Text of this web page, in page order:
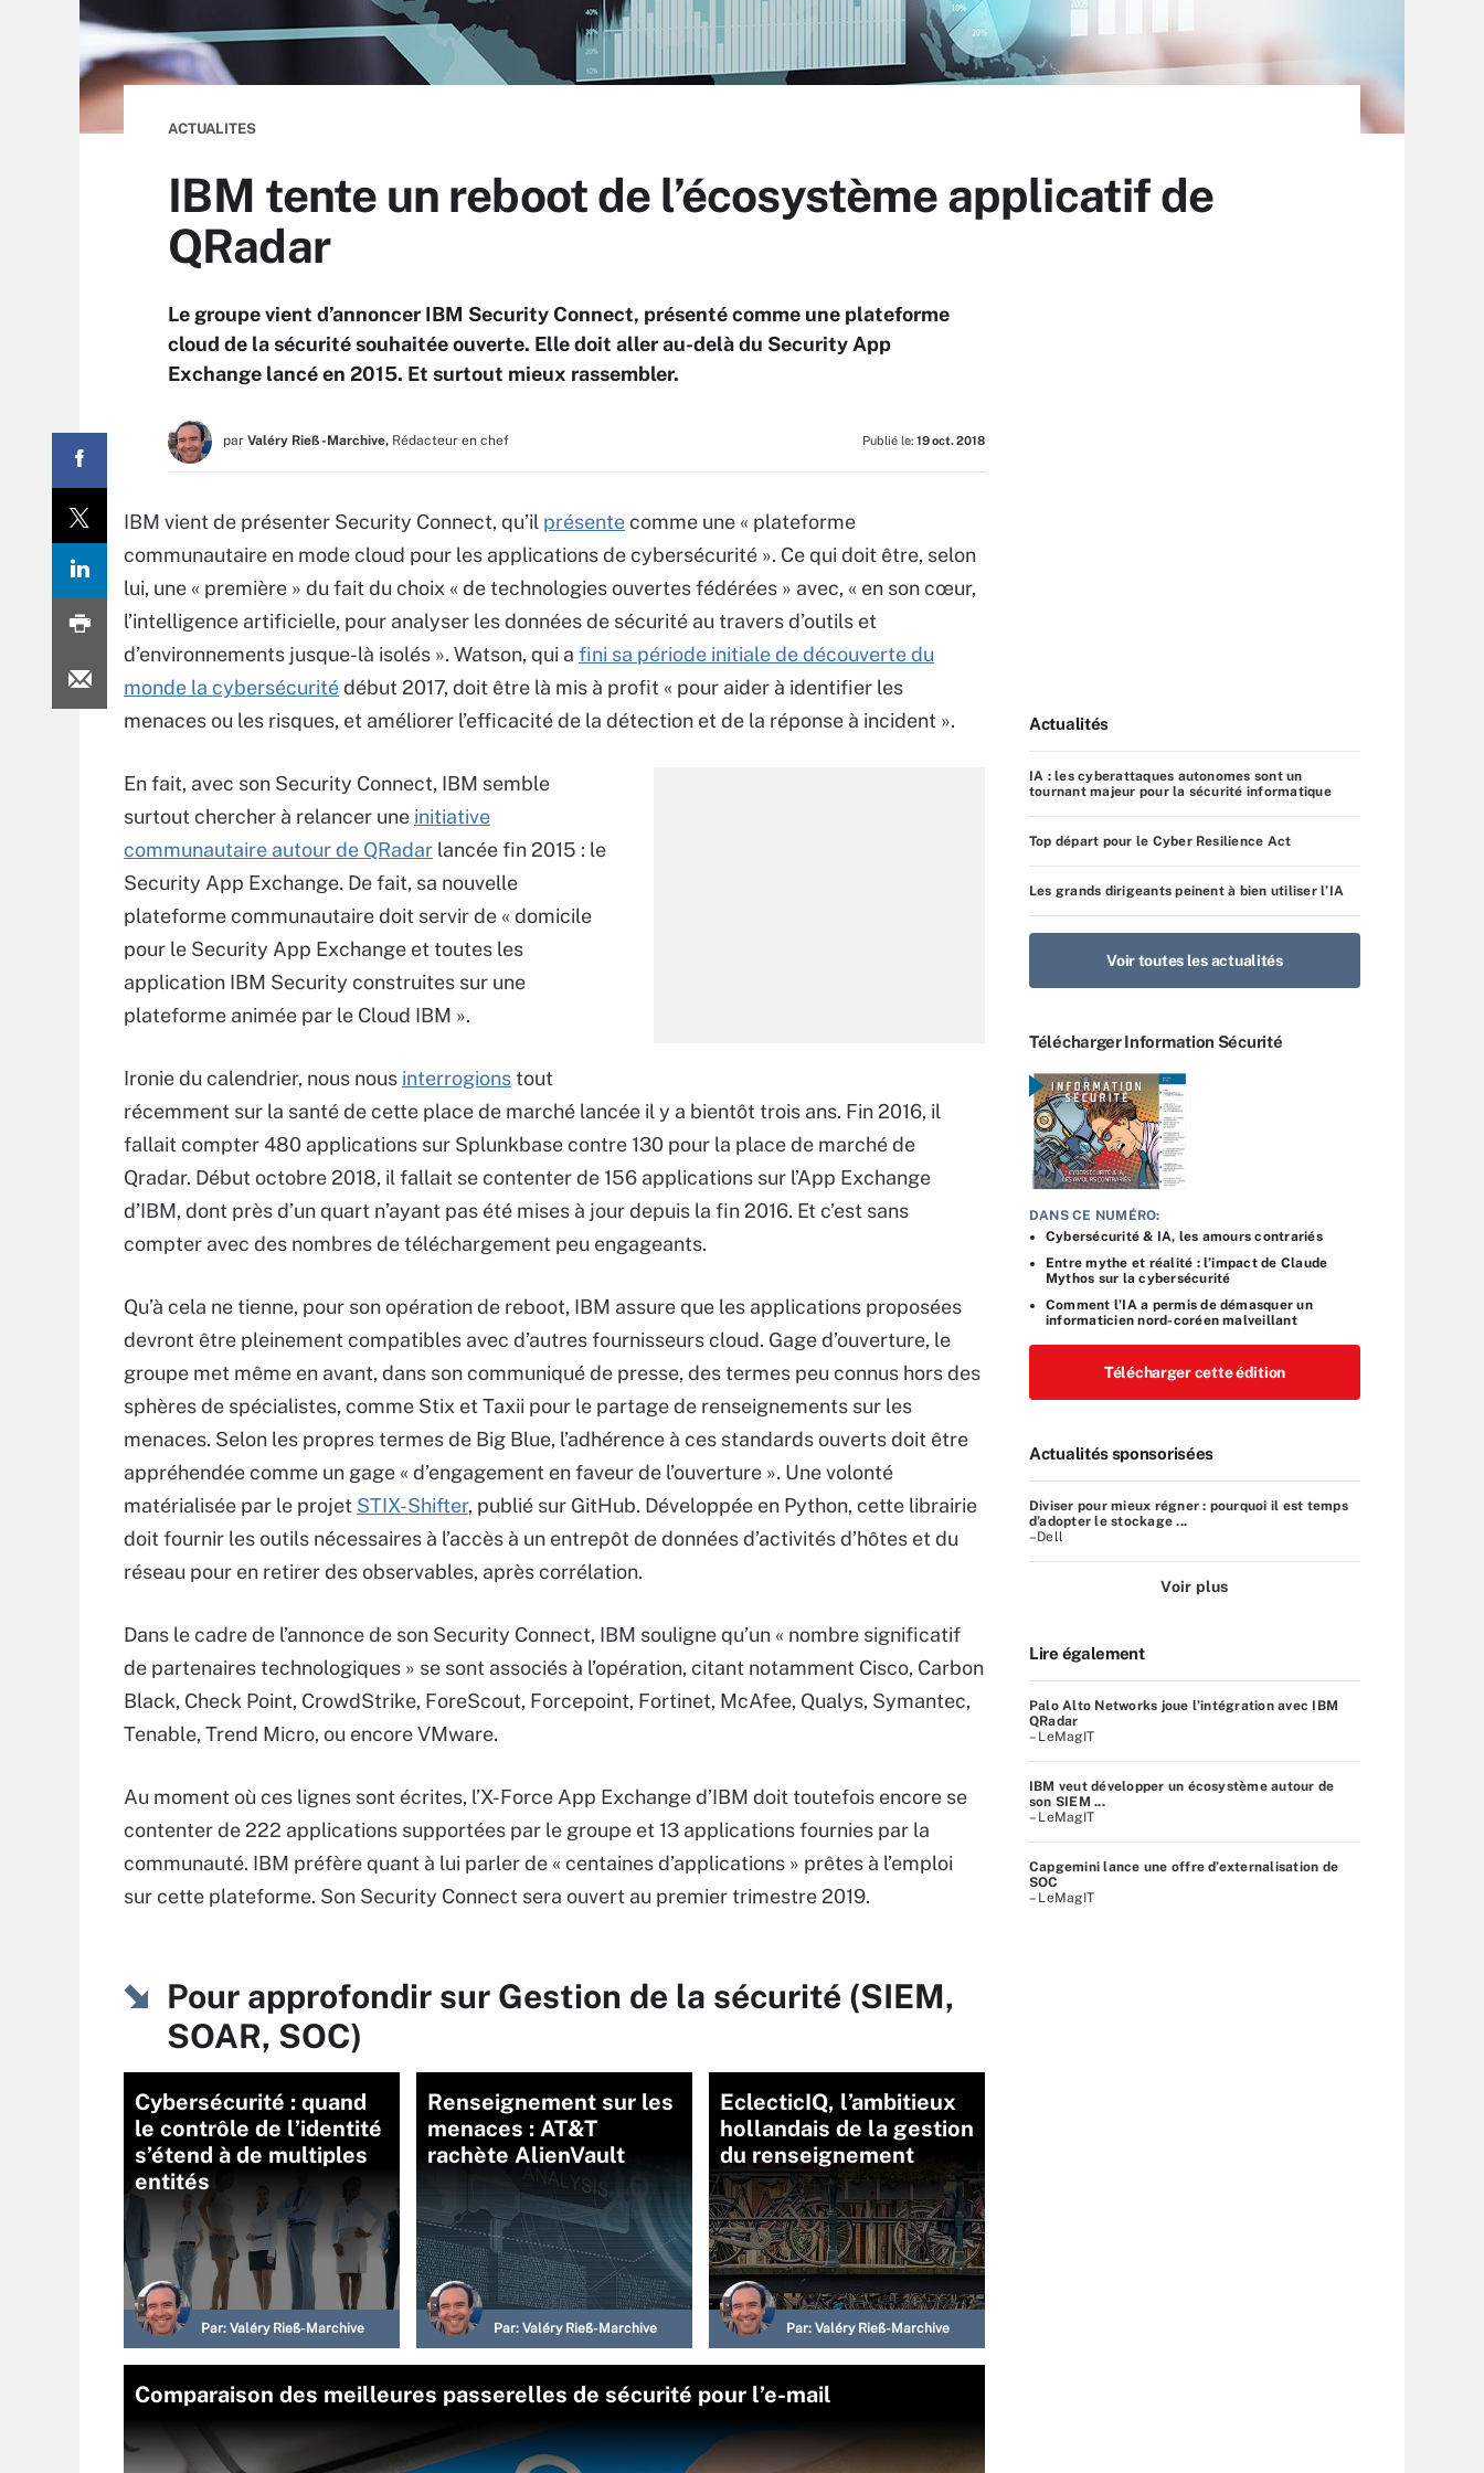
ACTUALITES
IBM tente un reboot de l’écosystème applicatif de
QRadar
Le groupe vient d’annoncer IBM Security Connect, présenté comme une plateforme
cloud de la sécurité souhaitée ouverte. Elle doit aller au-delà du Security App
Exchange lancé en 2015. Et surtout mieux rassembler.
par Valéry Rieß-Marchive, Rédacteur en chef Publié le: 19 oct. 2018
IBM vient de présenter Security Connect, qu’il présentecomme une « plateforme
communautaire en mode cloud pour les applications de cybersécurité ». Ce qui doit être, selon
lui, une « première » du fait du choix « de technologies ouvertes fédérées » avec, « en son cœur,
l’intelligence artificielle, pour analyser les données de sécurité au travers d’outils et
d’environnements jusque-là isolés ». Watson, qui a fini sa période initiale de découverte du
monde la cybersécuritédébut 2017, doit être là mis à profit « pour aider à identifier les
menaces ou les risques, et améliorer l’efficacité de la détection et de la réponse à incident ».
En fait, avec son Security Connect, IBM semble
surtout chercher à relancer une initiative
communautaire autour de QRadar lancée fin 2015 : le
Security App Exchange. De fait, sa nouvelle
plateforme communautaire doit servir de « domicile
pour le Security App Exchange et toutes les
application IBM Security construites sur une
plateforme animée par le Cloud IBM ».
Ironie du calendrier, nous nous interrogionstout
récemment sur la santé de cette place de marché lancée il y a bientôt trois ans. Fin 2016, il
fallait compter 480 applications sur Splunkbase contre 130 pour la place de marché de
Qradar. Début octobre 2018, il fallait se contenter de 156 applications sur l’App Exchange
d’IBM, dont près d’un quart n’ayant pas été mises à jour depuis la fin 2016. Et c’est sans
compter avec des nombres de téléchargement peu engageants.
Qu’à cela ne tienne, pour son opération de reboot, IBM assure que les applications proposées
devront être pleinement compatibles avec d’autres fournisseurs cloud. Gage d’ouverture, le
groupe met même en avant, dans son communiqué de presse, des termes peu connus hors des
sphères de spécialistes, comme Stix et Taxii pour le partage de renseignements sur les
menaces. Selon les propres termes de Big Blue, l’adhérence à ces standards ouverts doit être
appréhendée comme un gage « d’engagement en faveur de l’ouverture ». Une volonté
matérialisée par le projet STIX-Shifter, publié sur GitHub. Développée en Python, cette librairie
doit fournir les outils nécessaires à l’accès à un entrepôt de données d’activités d’hôtes et du
réseau pour en retirer des observables, après corrélation.
Dans le cadre de l’annonce de son Security Connect, IBM souligne qu’un « nombre significatif
de partenaires technologiques » se sont associés à l’opération, citant notamment Cisco, Carbon
Black, Check Point, CrowdStrike, ForeScout, Forcepoint, Fortinet, McAfee, Qualys, Symantec,
Tenable, Trend Micro, ou encore VMware.
Au moment où ces lignes sont écrites, l’X-Force App Exchange d’IBM doit toutefois encore se
contenter de 222 applications supportées par le groupe et 13 applications fournies par la
communauté. IBM préfère quant à lui parler de « centaines d’applications » prêtes à l’emploi
sur cette plateforme. Son Security Connect sera ouvert au premier trimestre 2019.
Pour approfondir sur Gestion de la sécurité (SIEM,
SOAR, SOC)
Cybersécurité : quand
le contrôle de l’identité
s’étend à de multiples
entités
Par: Valéry Rieß-Marchive
Renseignement sur les
menaces : AT&T
rachète AlienVault
Par: Valéry Rieß-Marchive
EclecticIQ, l’ambitieux
hollandais de la gestion
du renseignement
Par: Valéry Rieß-Marchive
Comparaison des meilleures passerelles de sécurité pour l’e-mail
Actualités
IA : les cyberattaques autonomes sont un
tournant majeur pour la sécurité informatique
Top départ pour le Cyber Resilience Act
Les grands dirigeants peinent à bien utiliser l’IA
Voir toutes les actualités
Télécharger Information Sécurité
DANS CE NUMÉRO:
Cybersécurité & IA, les amours contrariés
Entre mythe et réalité : l’impact de Claude
Mythos sur la cybersécurité
Comment l’IA a permis de démasquer un
informaticien nord-coréen malveillant
Télécharger cette édition
Actualités sponsorisées
Diviser pour mieux régner : pourquoi il est temps
d’adopter le stockage ...
–Dell
Voir plus
Lire également
Palo Alto Networks joue l’intégration avec IBM
QRadar
– LeMagIT
IBM veut développer un écosystème autour de
son SIEM ...
– LeMagIT
Capgemini lance une offre d’externalisation de
SOC
– LeMagIT